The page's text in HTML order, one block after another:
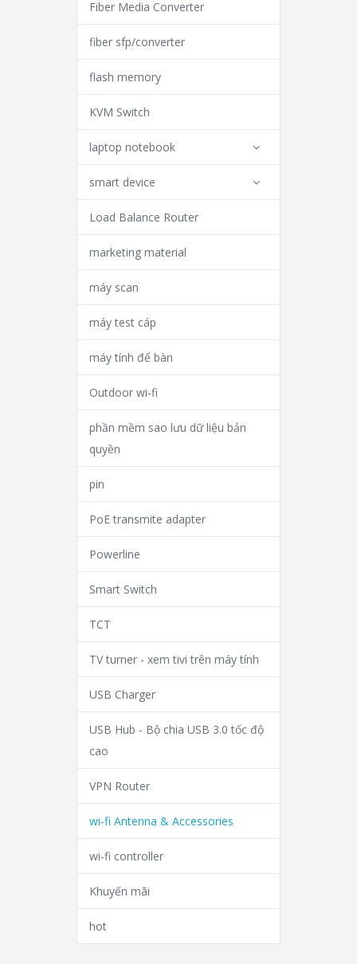
Fiber Media Converter
fiber sfp/converter
flash memory
KVM Switch
laptop notebook
smart device
Load Balance Router
marketing material
máy scan
máy test cáp
máy tính để bàn
Outdoor wi-fi
phần mềm sao lưu dữ liệu bản
quyền
pin
PoE transmite adapter
Powerline
Smart Switch
TCT
TV turner - xem tivi trên máy tính
USB Charger
USB Hub - Bộ chia USB 3.0 tốc độ
cao
VPN Router
wi-fi Antenna & Accessories
wi-fi controller
Khuyến mãi
hot